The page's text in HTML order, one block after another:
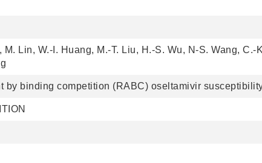
Lin, W.-I. Huang, M.-T. Liu, H.-S. Wu, N-S. Wang,
by binding competition (RABC) oseltamivir